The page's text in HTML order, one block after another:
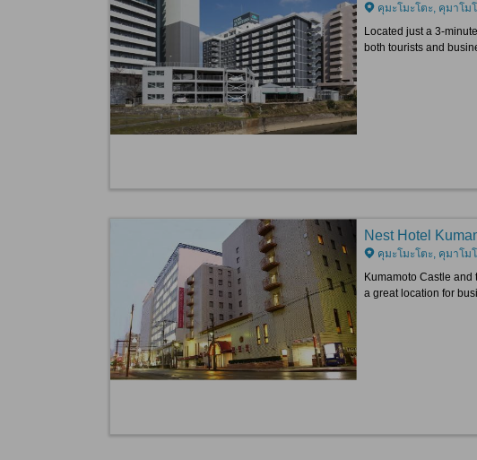
คุมะโมะโตะ, คุมาโม
Located just a 3-
both tourists and
Nest Hotel
คุมะโมะโตะ, คุมาโม
Kumamoto Castle and
a great location for